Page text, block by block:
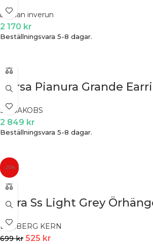
bastian inverun
2 170 kr
Beställningsvara 5-8 dagar.
Borsa Pianura Grande
SIF JAKOBS
2 849 kr
Beställningsvara 5-8 dagar.
-25%
Mara Ss Light Grey
DYRBERG KERN
699kr 525 kr